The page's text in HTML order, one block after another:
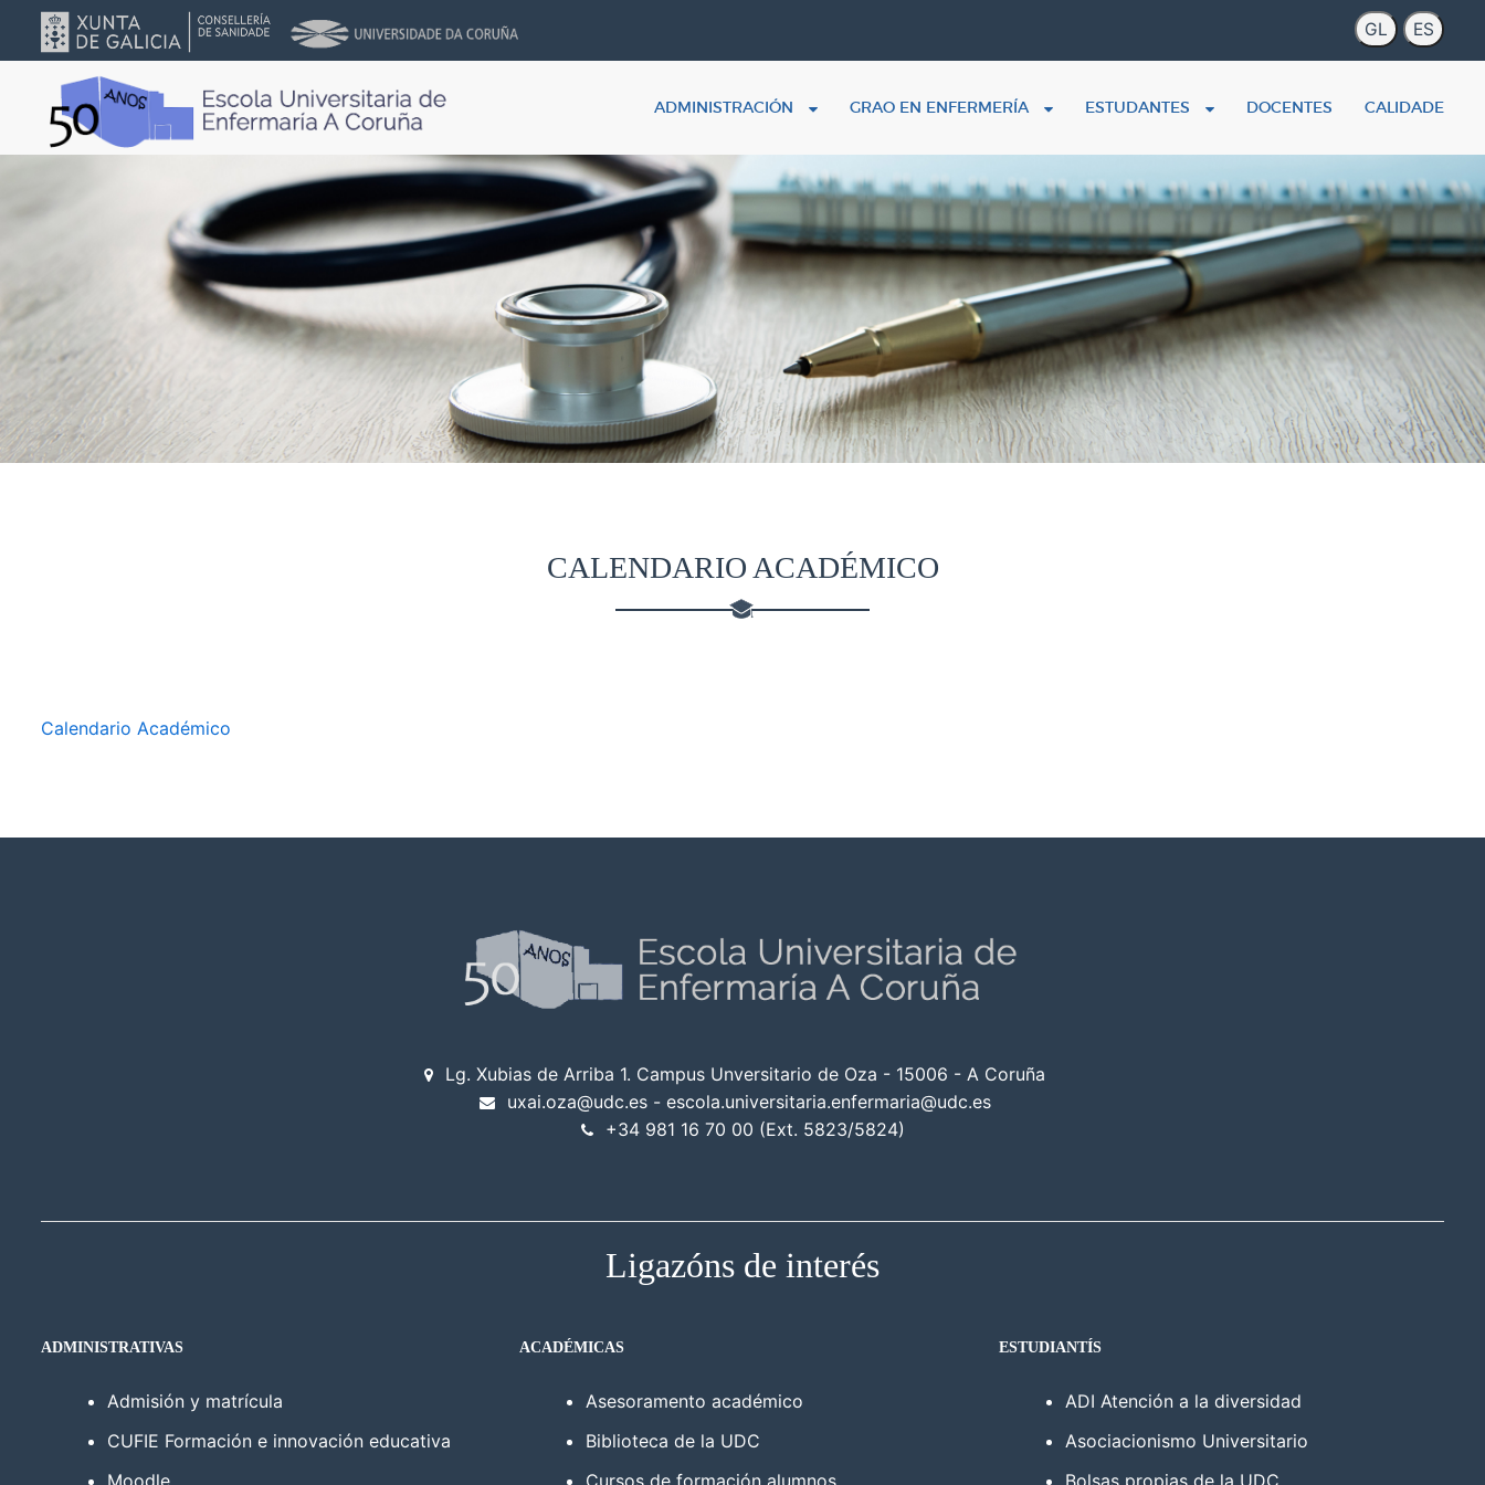
ADMINISTRACIÓN GRAO EN ENFERMERÍA ESTUDANTES DOCENTES CALIDADE
CALENDARIO ACADÉMICO
Calendario Académico
Lg. Xubias de Arriba 1. Campus Unversitario de Oza - 15006 - A Coruña
uxai.oza@udc.es - escola.universitaria.enfermaria@udc.es
+34 981 16 70 00 (Ext. 5823/5824)
Ligazóns de interés
ADMINISTRATIVAS
Admisión y matrícula
CUFIE Formación e innovación educativa
ACADÉMICAS
Asesoramento académico
Biblioteca de la UDC
ESTUDIANTÍS
ADI Atención a la diversidad
Asociacionismo Universitario